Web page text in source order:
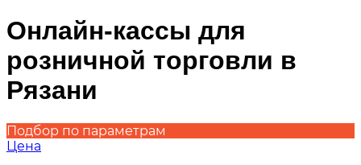
Онлайн-кассы для
розничной торговли в
Рязани
Подбор по параметрам
Цена